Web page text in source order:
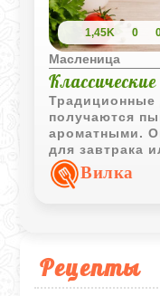
Рецепты
1,45K 0
Масленица
получаются
ароматными.
для завтрака
хорошо
или сметаной.
Вилка